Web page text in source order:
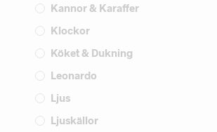
Kannor & Karaffer
Klockor
Köket & Dukning
Leonardo
Ljus
Ljuskällor